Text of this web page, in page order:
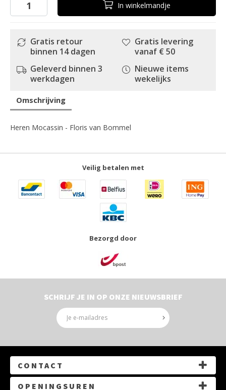
In winkelmandje
Gratis retour
binnen 14 dagen
Geleverd binnen 3
werkdagen
Gratis levering
vanaf € 50
Nieuwe items
wekelijks
Omschrijving
Heren Mocassin - Floris van Bommel
Veilig betalen met
Bezorgd door
SCHRIJF JE IN OP ONZE NIEUWSBRIEF
CONTACT
G.Gezellelaan 14, 3550 Heusden-Zolder
OPENINGSUREN